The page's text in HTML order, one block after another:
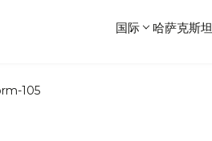
国际 哈萨克斯坦
105